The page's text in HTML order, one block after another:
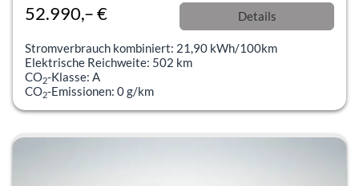
52.990,– € Details
Stromverbrauch kombiniert: 21,90 kWh/100km
Elektrische Reichweite: 502 km
CO2-Klasse: A
CO2-Emissionen: 0 g/km